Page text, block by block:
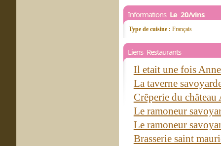
Informations Le 20/vins
Type de cuisine : Français
Liens Restaurants
Il etait une fois
La taverne
Crêperie du
Le ramoneur
Le ramoneur
Brasserie saint